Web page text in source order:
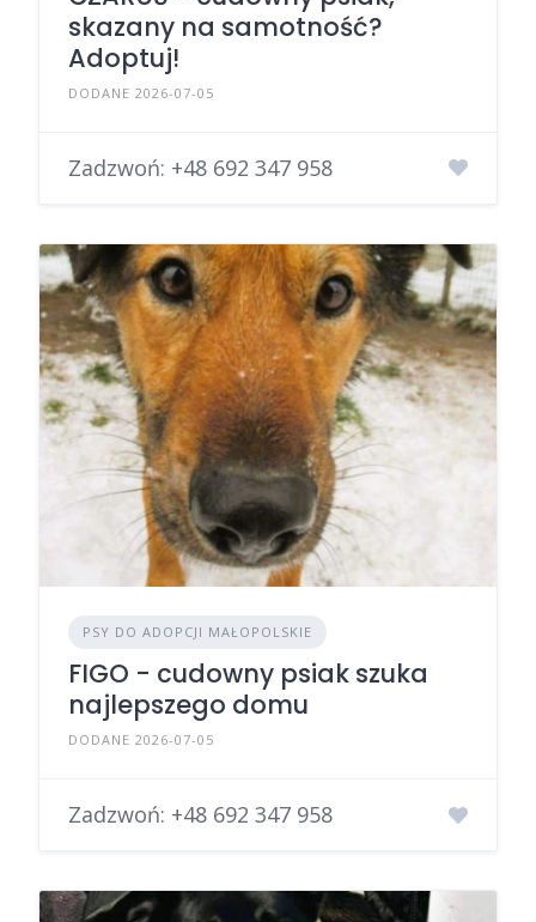
skazany na samotność?
Adoptuj!
DODANE 2026-07-05
Zadzwoń: +48 692 347 958
PSY DO ADOPCJI MAŁOPOLSKIE
FIGO - cudowny psiak szuka
najlepszego domu
DODANE 2026-07-05
Zadzwoń: +48 692 347 958